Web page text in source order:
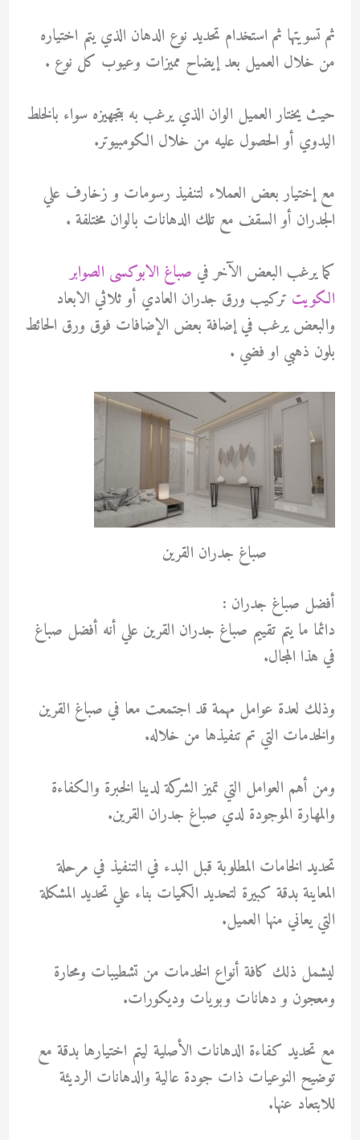
ثم تسويتها ثم استخدام تحديد نوع الدهان الذي يتم اختياره
من خلال العميل بعد إيضاح مميزات وعيوب كل نوع .
حيث يختار العميل الوان الذي يرغب به بتجهيزه سواء بالخلط
اليدوي أو الحصول عليه من خلال الكومبيوتر.
مع إختيار بعض العملاء لتنفيذ رسومات و زخارف علي
الجدران أو السقف مع تلك الدهانات بالوان مختلفة .
كما يرغب البعض الآخر في صباغ الابوكسى الصوابر
الكويت تركيب ورق جدران العادي أو ثلاثي الابعاد
والبعض يرغب في إضافة بعض الإضافات فوق ورق الحائط
بلون ذهبي او فضي .
صباغ جدران القرين
أفضل صباغ جدران :
دائما ما يتم تقييم صباغ جدران القرين علي أنه أفضل صباغ
في هذا المجال.
وذلك لعدة عوامل مهمة قد اجتمعت معا في صباغ القرين
والخدمات التي تم تنفيذها من خلاله.
ومن أهم العوامل التي تميز الشركة لدينا الخبرة والكفاءة
والمهارة الموجودة لدي صباغ جدران القرين.
تحديد الخامات المطلوبة قبل البدء في التنفيذ في مرحلة
المعاينة بدقة كبيرة لتحديد الكميات بناء علي تحديد المشكلة
التي يعاني منها العميل.
ليشمل ذلك كافة أنواع الخدمات من تشطيبات ومحارة
ومعجون و دهانات وبويات وديكورات.
مع تحديد كفاءة الدهانات الأصلية ليتم اختيارها بدقة مع
توضيح النوعيات ذات جودة عالية والدهانات الرديئة
للابتعاد عنها.